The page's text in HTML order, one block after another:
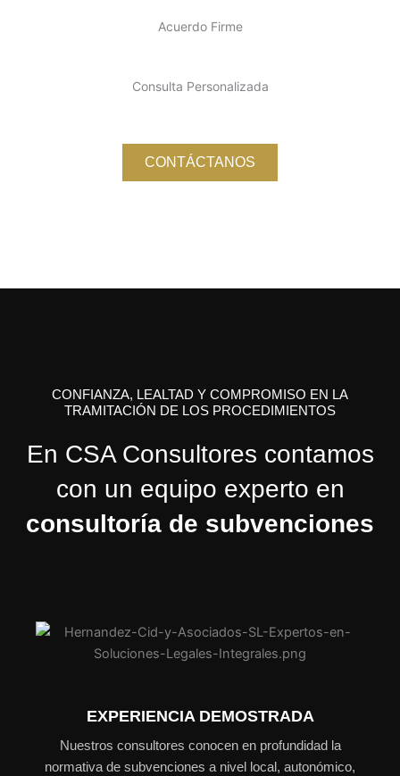
Acuerdo Firme
Consulta Personalizada
CONTÁCTANOS
CONFIANZA, LEALTAD Y COMPROMISO EN LA
TRAMITACIÓN DE LOS PROCEDIMIENTOS
En CSA Consultores contamos
con un equipo experto en
consultoría de subvenciones
EXPERIENCIA DEMOSTRADA
Nuestros consultores conocen en profundidad la
normativa de subvenciones a nivel local, autonómico,